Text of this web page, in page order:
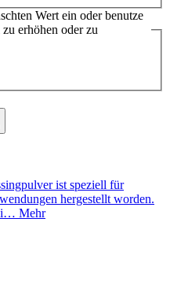
Wert ein oder benutze
erhöhen oder zu
ist speziell für
hergestellt worden.
Mehr